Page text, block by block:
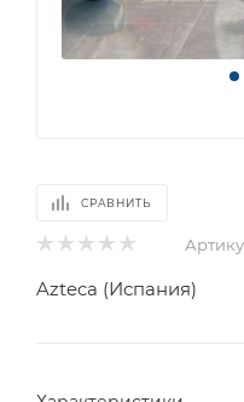
СРАВНИТЬ
Azteca (Испания)